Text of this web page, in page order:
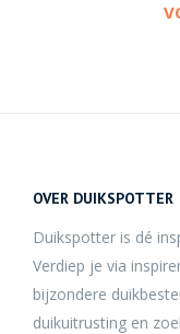
OVER DUIKSPOTTER
Duikspotter is dé
Verdiep je via
bijzondere
duikuitrusting en